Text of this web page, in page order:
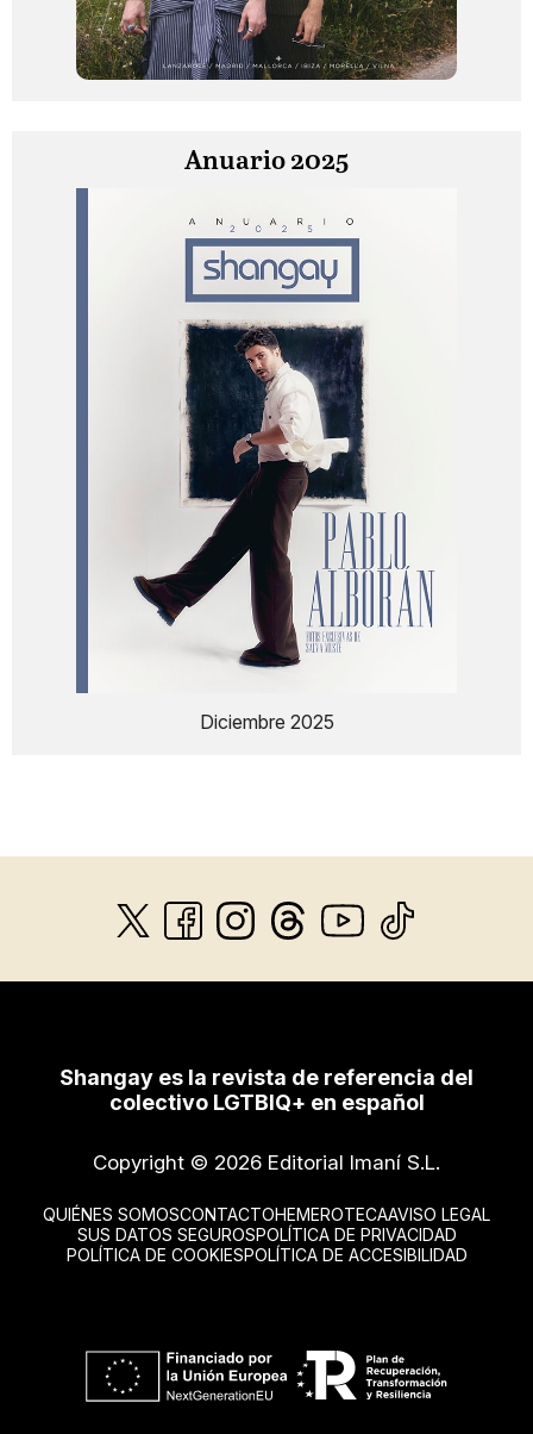
Anuario 2025
Diciembre 2025
Shangay es la revista de referencia del
colectivo LGTBIQ+ en español
Copyright © 2026 Editorial Imaní S.L.
QUIÉNES SOMOSCONTACTOHEMEROTECAAVISO LEGAL
SUS DATOS SEGUROSPOLÍTICA DE PRIVACIDAD
POLÍTICA DE COOKIESPOLÍTICA DE ACCESIBILIDAD